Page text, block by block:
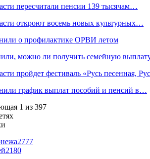
пересчитали пенсии 139 тысячам…
откроют восемь новых культурных…
о профилактике ОРВИ летом
можно ли получить семейную
пройдет фестиваль «Русь песенная,
график выплат пособий и пенсий в…
1 из 397
2777
2180